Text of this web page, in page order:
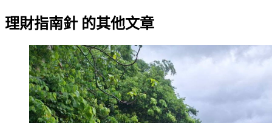
理財指南針 的其他文章